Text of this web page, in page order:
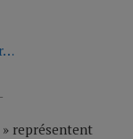
représentent